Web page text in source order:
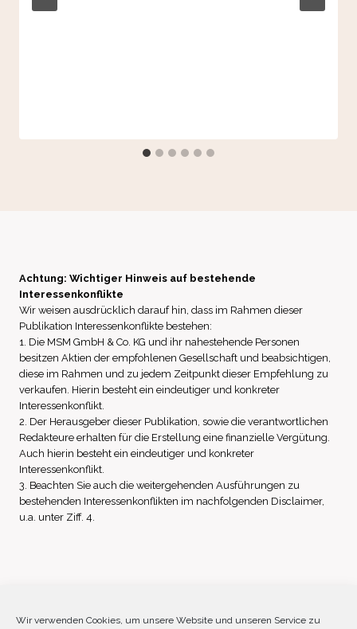
Wir verwenden Cookies, um unsere Website und unseren Service zu
Achtung: Wichtiger Hinweis auf bestehende
Interessenkonflikte
Wir weisen ausdrücklich darauf hin, dass im Rahmen dieser
Publikation Interessenkonflikte bestehen:
1. Die MSM GmbH & Co. KG und ihr nahestehende Personen
besitzen Aktien der empfohlenen Gesellschaft und beabsichtigen,
diese im Rahmen und zu jedem Zeitpunkt dieser Empfehlung zu
verkaufen. Hierin besteht ein eindeutiger und konkreter
Interessenkonflikt.
2. Der Herausgeber dieser Publikation, sowie die verantwortlichen
Redakteure erhalten für die Erstellung eine finanzielle Vergütung.
Auch hierin besteht ein eindeutiger und konkreter
Interessenkonflikt.
3. Beachten Sie auch die weitergehenden Ausführungen zu
bestehenden Interessenkonflikten im nachfolgenden Disclaimer,
u.a. unter Ziff. 4.
Impressum Datenschutz Disclaimer